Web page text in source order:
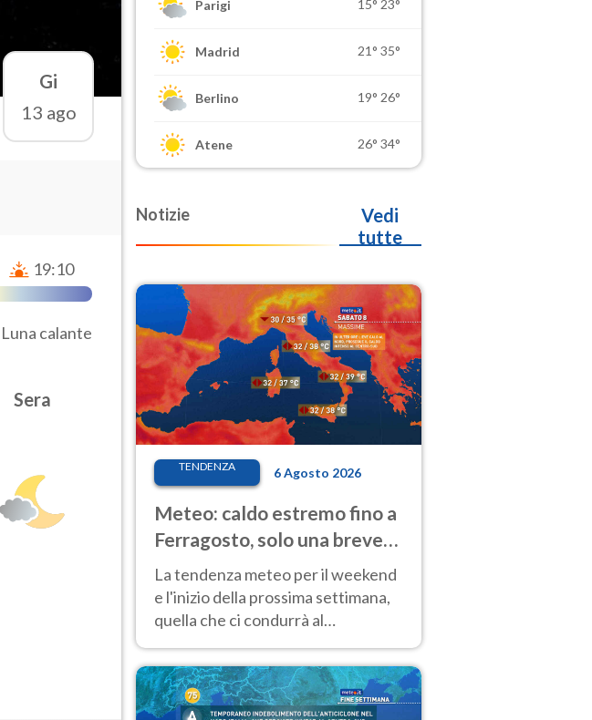
Gi
13 ago
19:10
Luna calante
Sera
Parigi 15° 23°
Madrid 21° 35°
Berlino 19° 26°
Atene 26° 34°
Notizie
Vedi
tutte
TENDENZA 6 Agosto 2026
Meteo: caldo estremo fino a
Ferragosto, solo una breve
pausa. Ecco dove
La tendenza meteo per il weekend
e l'inizio della prossima settimana,
quella che ci condurrà al
temperature molto elevate